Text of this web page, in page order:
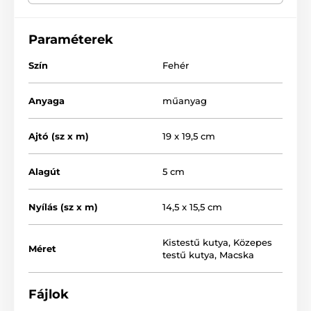
felületre: fa, PVC, fém, üveg vagy tégla.
Paraméterek
Szín Fehér
Anyaga műanyag
Ajtó (sz x m) 19 x 19,5 cm
Alagút 5 cm
Nyílás (sz x m) 14,5 x 15,5 cm
Méret
Kistestű kutya, Közepes
testű kutya, Macska
Fájlok